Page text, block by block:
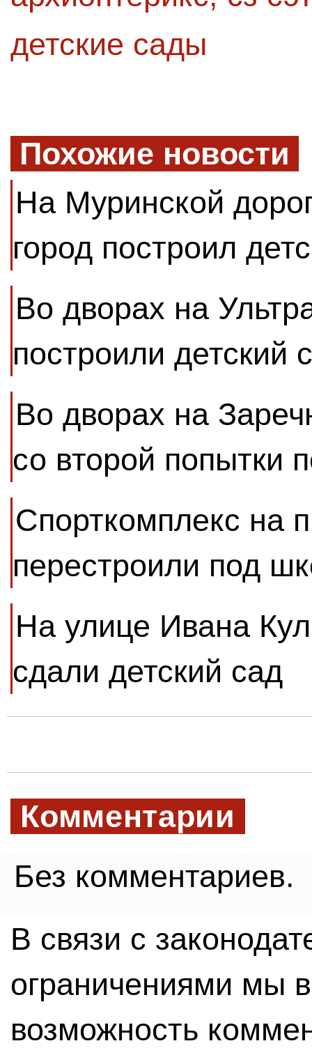
детские сады
Похожие новости
На Муринской
город построил
Во дворах на
построили детский
Во дворах на
со второй попытки
Спорткомплекс на
перестроили под
На улице Ивана
сдали детский сад
Комментарии
Без комментариев.
В связи с
ограничениями мы
возможность